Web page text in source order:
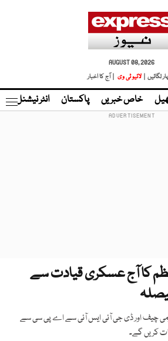
AUGUST 08, 2026
لگائیں |
لائیو ٹی وی | آج کا اخبار
خاص خبریں پاکستان انٹر نیشنل
کا آج عسکری قیادت سے
چیف اور ڈی جی آئی ایس آئی سے اے پی سی سے
کریں گے۔